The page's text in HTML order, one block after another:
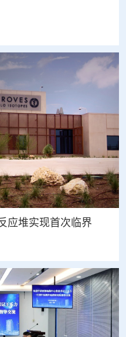
应堆实现首次临界